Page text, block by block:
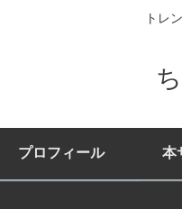
トレ
プロフィール 本